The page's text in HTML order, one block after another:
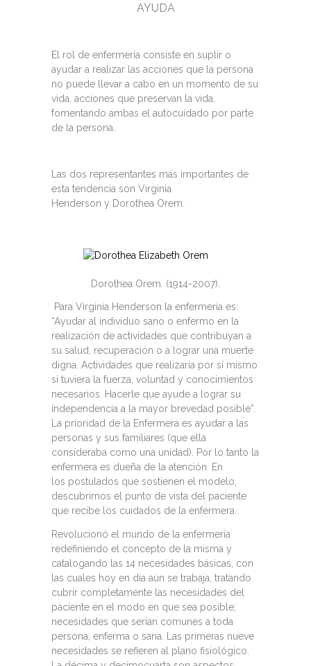
AYUDA
El rol de enfermería consiste en suplir o
ayudar a realizar las acciones que la persona
no puede llevar a cabo en un momento de su
vida, acciones que preservan la vida,
fomentando ambas el autocuidado por parte
de la persona.
Las dos representantes más importantes de
esta tendencia son Virginia
Henderson y Dorothea Orem.
Dorothea Orem. (1914-2007).
Para Virginia Henderson la enfermería es:
“Ayudar al individuo sano o enfermo en la
realización de actividades que contribuyan a
su salud, recuperación o a lograr una muerte
digna. Actividades que realizaría por sí mismo
si tuviera la fuerza, voluntad y conocimientos
necesarios. Hacerle que ayude a lograr su
independencia a la mayor brevedad posible”.
La prioridad de la Enfermera es ayudar a las
personas y sus familiares (que ella
consideraba como una unidad). Por lo tanto la
enfermera es dueña de la atención. En
los postulados que sostienen el modelo,
descubrimos el punto de vista del paciente
que recibe los cuidados de la enfermera.
Revolucionó el mundo de la enfermería
redefiniendo el concepto de la misma y
catalogando las 14 necesidades básicas, con
las cuales hoy en día aún se trabaja, tratando
cubrir completamente las necesidades del
paciente en el modo en que sea posible;
necesidades que serían comunes a toda
persona, enferma o sana. Las primeras nueve
necesidades se refieren al plano fisiológico.